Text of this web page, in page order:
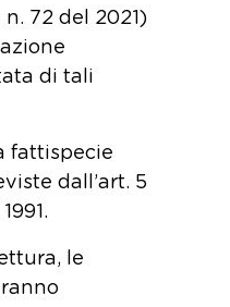
72 del 2021)
di tali
fattispecie
dall’art. 5
le